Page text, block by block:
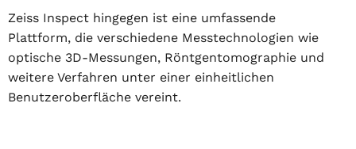
Zeiss Inspect hingegen ist eine umfassende
Plattform, die verschiedene Messtechnologien wie
optische 3D-Messungen, Röntgentomographie und
weitere Verfahren unter einer einheitlichen
Benutzeroberfläche vereint.